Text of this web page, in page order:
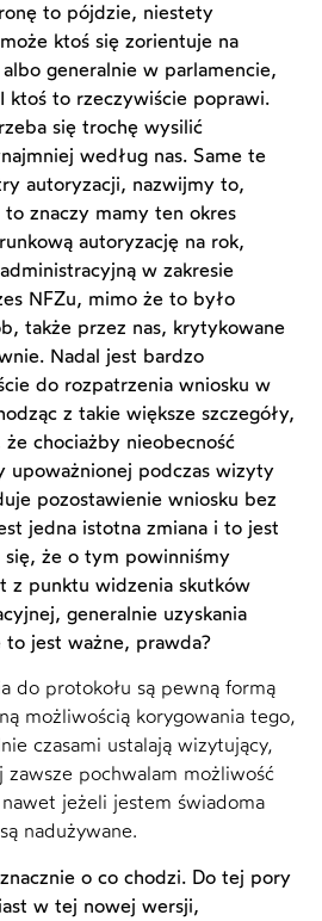
to pójdzie, niestety
ktoś się zorientuje na
generalnie w parlamencie,
ktoś to rzeczywiście poprawi.
się trochę wysilić
według nas. Same te
autoryzacji, nazwijmy to,
znaczy mamy ten okres
autoryzację na rok,
w zakresie
NFZu, mimo że to było
także przez nas, krytykowane
Nadal jest bardzo
do rozpatrzenia wniosku w
z takie większe szczegóły,
chociażby nieobecność
upoważnionej podczas wizyty
pozostawienie wniosku bez
jedna istotna zmiana i to jest
się, że o tym powinniśmy
z punktu widzenia skutków
generalnie uzyskania
jest ważne, prawda?
do protokołu są pewną formą
możliwością korygowania tego,
czasami ustalają wizytujący,
pochwalam możliwość
nawet jeżeli jestem świadoma
nadużywane.
o co chodzi. Do tej pory
w tej nowej wersji,